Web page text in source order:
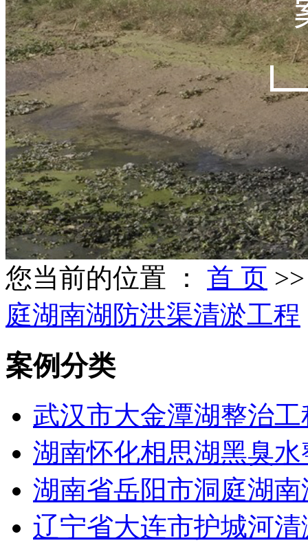
您当前的位置 ： 首 页
庭湖南湖防洪渠清淤工程
案例分类
武汉市大金潭湖整治工
湖南怀化相思湖黑臭
湖南省岳阳市洞庭湖
辽宁省大连市护城河